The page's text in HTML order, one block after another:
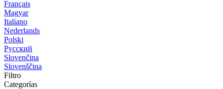
Français
Magyar
Italiano
Nederlands
Polski
Русский
Slovenčina
Slovenščina
Filtro
Categorías